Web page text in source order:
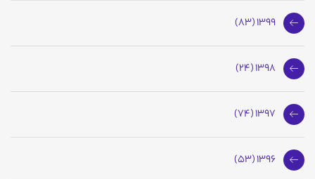
1399 (83)
1398 (24)
1397 (74)
1396 (53)